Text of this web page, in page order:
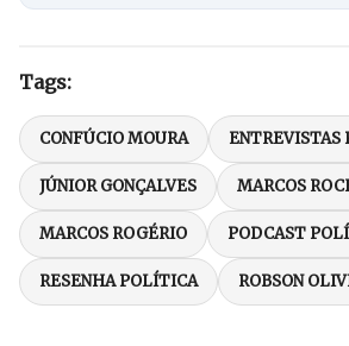
Tags:
CONFÚCIO MOURA ENTREVISTAS
JÚNIOR GONÇALVES MARCOS
MARCOS ROGÉRIO PODCAST
RESENHA POLÍTICA ROBSON